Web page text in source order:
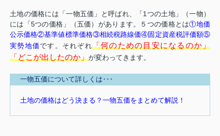
土地の価格には「一物五価」と呼ばれ、「1つの土地」（一物）
には「5つの価格」（五価）があります。５つの価格とは①地価
公示価格②基準値標準価格③相続税路線価④固定資産税評価額⑤
実勢地価です。それぞれ「何のための目安になるのか」
「どこが出したのか」が変わってきます。
一物五価について詳しくは･･･
土地の価格はどう決まる？一物五価をまとめて解説！